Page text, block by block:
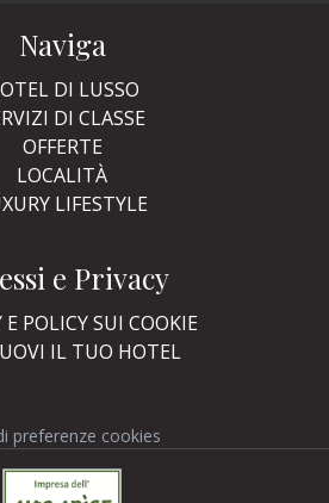
Naviga
DI LUSSO
DI CLASSE
OFFERTE
LOCALITÀ
LIFESTYLE
e Privacy
E POLICY SUI COOKIE
IL TUO HOTEL
preferenze cookies